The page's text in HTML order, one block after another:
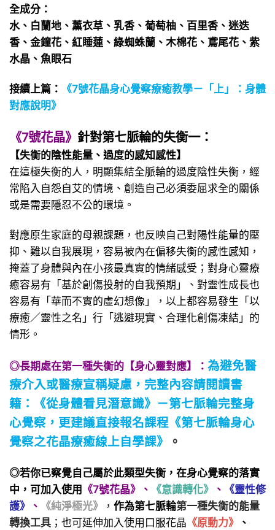
全成分：
水、白蘭地、薰衣草、乳香、葡萄柚、百里香、迷迭
香、金鐘花、紅睡蓮、綠蜘蛛蘭、木棉花、鳶尾花、紫
水晶、魚眼石
接續上篇：
《7號花晶身心覺察療癒教學－「上」：身體
對應說明》
《7號花晶》 針對第七脈輪的失衡一：
【失衡的陰性能量、過度的感知感性】
在這極失衡的人，明顯集結全脈輪的過度陰性失衡，經
常陷入自怨自艾的情境、創造自己必須委屈求全的關係
或是需要隱忍不公的環境。
對應原生家庭的母親課題，也反映自己對陽性能量的壓
抑、難以自我展現，容易被內在偏移失衡的感性感知，
掩蓋了身體與內在小孩最真實的情緒感受；對身心靈療
癒容易有「基於創傷投射的自我預期」、對靈性成長也
容易有「華而不實的虛幻想像」，以上都容易發生「以
療癒／靈性之名」行「逃避現實、合理化創傷凍結」的
情形。
◎長期處在第一種失衡的【身心靈對應】 ： 為避免醫
療介入或醫療宣稱疑慮， 完整內容請閱讀書
籍：
《從身體看見潛意識》－第七脈輪完整身
心覺察 ， 更建議直接報名課程 《第七脈輪身心
覺察之花晶療癒線上自學課》
。
◎若你已察覺自己屬於此類型失衡，在身心覺察的落實
中，可加入使用 《7號花晶》 、 《意識轉化》 、 《靈性修
護》 、 《純淨極光》 ， 作為第七脈輪第一種失衡的能量
轉換工具 ；也可延伸加入使用口服花晶 《原動力》 、